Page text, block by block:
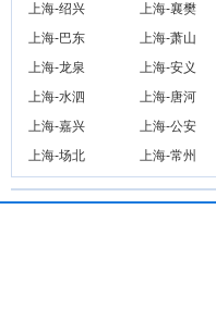
上海-绍兴
上海-襄樊
上海-巴东
上海-萧山
上海-龙泉
上海-安义
上海-水泗
上海-唐河
上海-嘉兴
上海-公安
上海-场北
上海-常州